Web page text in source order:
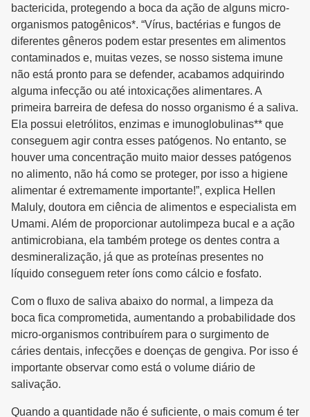
bactericida, protegendo a boca da ação de alguns micro-
organismos patogênicos*. “Vírus, bactérias e fungos de
diferentes gêneros podem estar presentes em alimentos
contaminados e, muitas vezes, se nosso sistema imune
não está pronto para se defender, acabamos adquirindo
alguma infecção ou até intoxicações alimentares. A
primeira barreira de defesa do nosso organismo é a saliva.
Ela possui eletrólitos, enzimas e imunoglobulinas** que
conseguem agir contra esses patógenos. No entanto, se
houver uma concentração muito maior desses patógenos
no alimento, não há como se proteger, por isso a higiene
alimentar é extremamente importante!”, explica Hellen
Maluly, doutora em ciência de alimentos e especialista em
Umami. Além de proporcionar autolimpeza bucal e a ação
antimicrobiana, ela também protege os dentes contra a
desmineralização, já que as proteínas presentes no
líquido conseguem reter íons como cálcio e fosfato.
Com o fluxo de saliva abaixo do normal, a limpeza da
boca fica comprometida, aumentando a probabilidade dos
micro-organismos contribuírem para o surgimento de
cáries dentais, infecções e doenças de gengiva. Por isso é
importante observar como está o volume diário de
salivação.
Quando a quantidade não é suficiente, o mais comum é ter